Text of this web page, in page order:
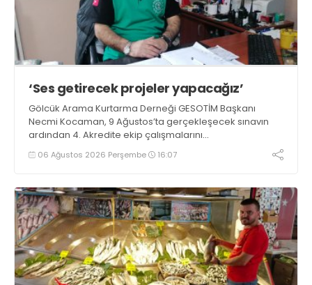
‘Ses getirecek projeler yapacağız’
Gölcük Arama Kurtarma Derneği GESOTİM Başkanı
Necmi Kocaman, 9 Ağustos’ta gerçekleşecek sınavın
ardından 4. Akredite ekip çalışmalarını
tamamlayacaklarını ifade ederek açıklamalarda
bulundu. Kocaman, “Gölcük’te ve Kocaeli genelinde ses
06 Ağustos 2026 Perşembe 16:07